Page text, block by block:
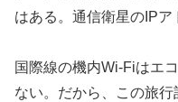
はある。通信衛星のIPア
国際線の機内Wi-Fiはエ
ない。だから、この旅